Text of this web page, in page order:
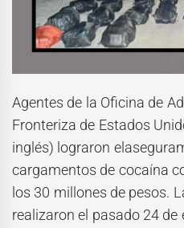
Agentes de la Oficina de
Fronteriza de Estados
inglés) lograron
cargamentos de cocaína
los 30 millones de pesos.
realizaron el pasado 24 de